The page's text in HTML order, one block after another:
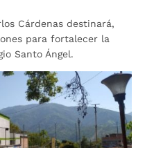
Cárdenas destinará,
para fortalecer la
Santo Ángel.